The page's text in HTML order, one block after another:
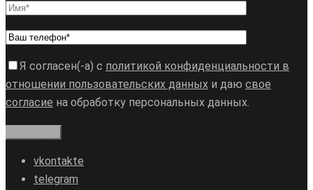
Я согласен(-а) с политикой конфиденциальности в
отношении пользовательских данных и даю свое
согласие на обработку персональных данных.
vkontakte
telegram